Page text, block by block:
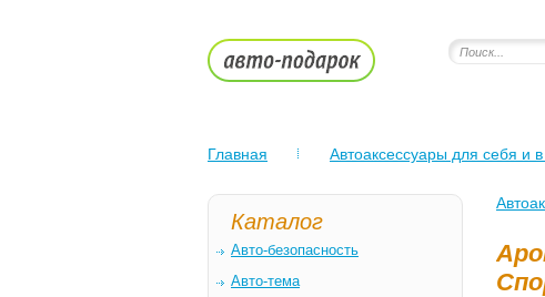
Главная Автоаксессуары для себя и
Каталог
Авто-безопасность
Авто-тема